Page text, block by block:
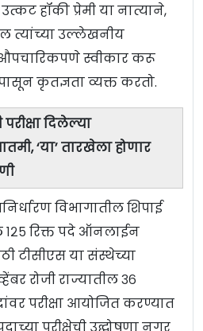
हॉकी प्रेमी या नात्याने,
त्यांच्या उल्लेखनीय
औपचारिकपणे स्वीकार करू
कृतज्ञता व्यक्त करतो.
दिलेल्या
‘या’ तारखेला होणार
विभागातील शिपाई
१२५ रिक्त पदे ऑनलाईन
टीसीएस या संस्थेच्या
रोजी राज्यातील ३६
परीक्षा आयोजित करण्यात